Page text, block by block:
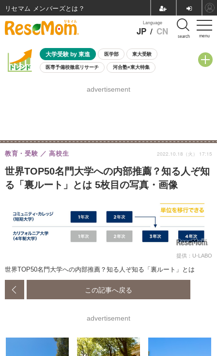
menu
Language
JP / CN search
大学受験 by 東進 医学部 東大受験
医専予備校徹底リサーチ 河合塾×東大特集
8月開催学校説明会・相談会
advertisement
世界TOP50名門大学への内部推薦？知る人ぞ知
る「裏ルート」とは 5枚目の写真・画像
教育・受験 高校生 2022.10.18（火） 17:15
提供：U-LABO
世界TOP50名門大学への内部推薦？知る人ぞ知る「裏ルート」とは
この記事へ戻る
advertisement
リセマム メンバーズ